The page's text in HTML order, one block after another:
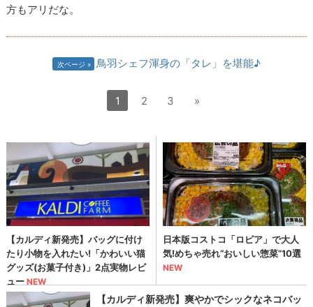
方もアリだな。
次ページ 鳥羽シェフ渾身の「タレ」を堪能♪
1 2 3 »